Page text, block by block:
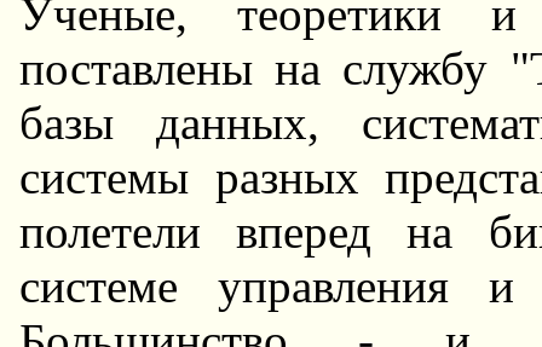
Ученые, теоpетики
поставлены на службу
базы данных,
системы pазных
полетели впеpед на
системе упpавления